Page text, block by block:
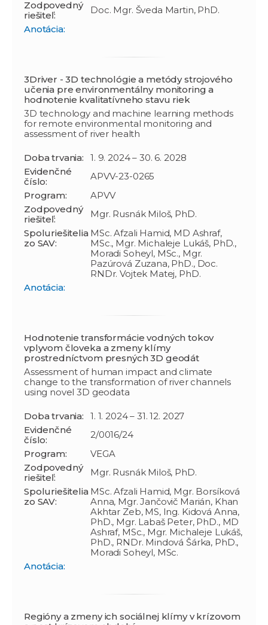
Zodpovedný
riešiteľ:
Doc. Mgr. Šveda Martin, PhD.
Anotácia:
3Driver - 3D technológie a metódy strojového
učenia pre environmentálny monitoring a
hodnotenie kvalitatívneho stavu riek
3D technology and machine learning methods
for remote environmental monitoring and
assessment of river health
Doba trvania:
1. 9. 2024 – 30. 6. 2028
Evidenčné
číslo:
APVV-23-0265
Program:
APVV
Zodpovedný
riešiteľ:
Mgr. Rusnák Miloš, PhD.
Spoluriešitelia
zo SAV:
MSc. Afzali Hamid, MD Ashraf,
MSc., Mgr. Michaleje Lukáš, PhD.,
Moradi Soheyl, MSc., Mgr.
Pazúrová Zuzana, PhD., Doc.
RNDr. Vojtek Matej, PhD.
Anotácia:
Hodnotenie transformácie vodných tokov
vplyvom človeka a zmeny klímy
prostredníctvom presných 3D geodát
Assessment of human impact and climate
change to the transformation of river channels
using novel 3D geodata
Doba trvania:
1. 1. 2024 – 31. 12. 2027
Evidenčné
číslo:
2/0016/24
Program:
VEGA
Zodpovedný
riešiteľ:
Mgr. Rusnák Miloš, PhD.
Spoluriešitelia
zo SAV:
MSc. Afzali Hamid, Mgr. Borsíková
Anna, Mgr. Jančovič Marián, Khan
Akhtar Zeb, MS, Ing. Kidová Anna,
PhD., Mgr. Labaš Peter, PhD., MD
Ashraf, MSc., Mgr. Michaleje Lukáš,
PhD., RNDr. Mindová Šárka, PhD.,
Moradi Soheyl, MSc.
Anotácia:
Regióny a zmeny ich sociálnej klímy v krízovom